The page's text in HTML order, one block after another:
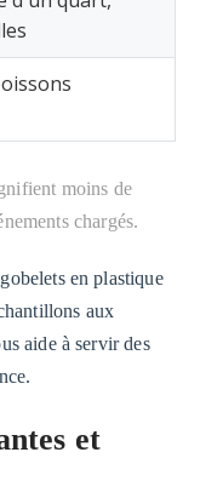
moins de
chargés.
en plastique
aux
aide à servir des
et